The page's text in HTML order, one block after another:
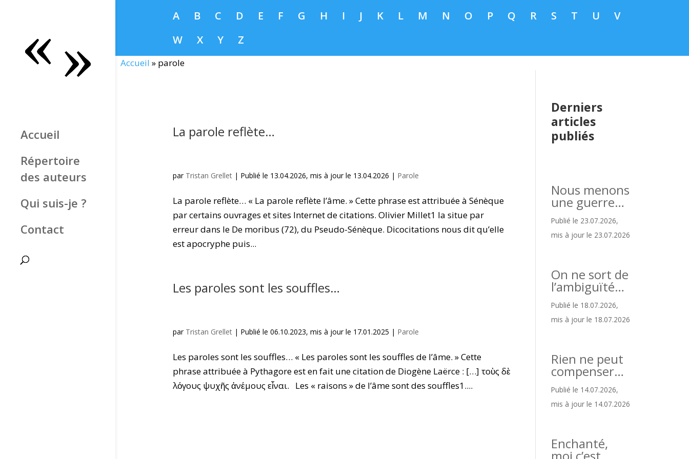
A B C D E F G H I J K L M N O P Q R S T U
V
W
X Y Z
Accueil
Répertoire
des auteurs
Qui suis-je ?
Contact
Accueil » parole
La parole reflète…
par Tristan Grellet| Publié le 13.04.2026, mis à jour le 13.04.2026 | Parole
La parole reflète… « La parole reflète l’âme. » Cette phrase est attribuée à Sénèque
par certains ouvrages et sites Internet de citations. Olivier Millet1 la situe par
erreur dans le De moribus (72), du Pseudo-Sénèque. Dicocitations nous dit qu’elle
est apocryphe puis...
Les paroles sont les souffles…
par Tristan Grellet| Publié le 06.10.2023, mis à jour le 17.01.2025 | Parole
Les paroles sont les souffles… « Les paroles sont les souffles de l’âme. » Cette
phrase attribuée à Pythagore est en fait une citation de Diogène Laërce : […] τοὺς δὲ
λόγους ψυχῆς ἀνέμους εἶναι. Les « raisons » de l’âme sont des souffles1....
Derniers
articles
publiés
Nous menons
une guerre…
Publié le 23.07.2026,
mis à jour le 23.07.2026
On ne sort de
l’ambiguïté…
Publié le 18.07.2026,
mis à jour le 18.07.2026
Rien ne peut
compenser…
Publié le 14.07.2026,
mis à jour le 14.07.2026
Enchanté,